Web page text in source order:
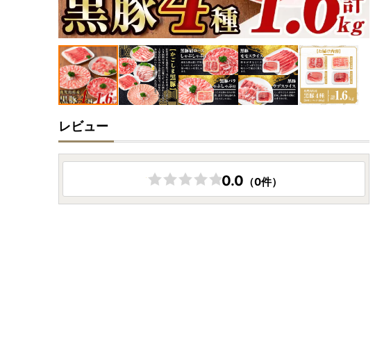
レビュー
0.0 （0件）